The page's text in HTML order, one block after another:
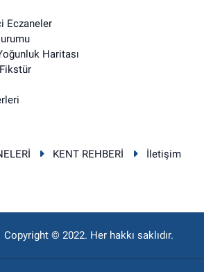
Eczaneler
Haritası
KENT REHBERİ
İletişim
Copyright © 2022. Her hakkı saklıdır.